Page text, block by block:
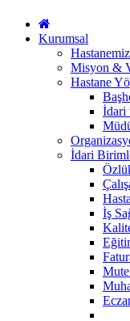
Kurumsal
Hastanemiz
Misyon &
Hastane
İdari
İdari
İş